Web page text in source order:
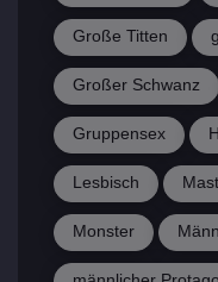
Große Titten
Großer Schwanz
Gruppensex
Lesbisch
Monster